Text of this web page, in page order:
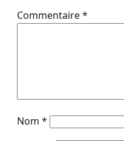
Commentaire*
Nom *